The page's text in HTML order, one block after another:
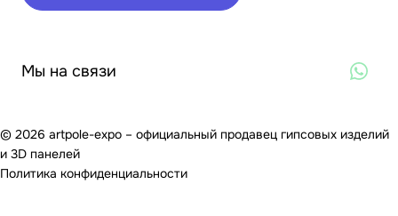
Мы на связи
© 2026 artpole-expo – официальный продавец гипсовых изделий
и 3D панелей
Политика конфиденциальности